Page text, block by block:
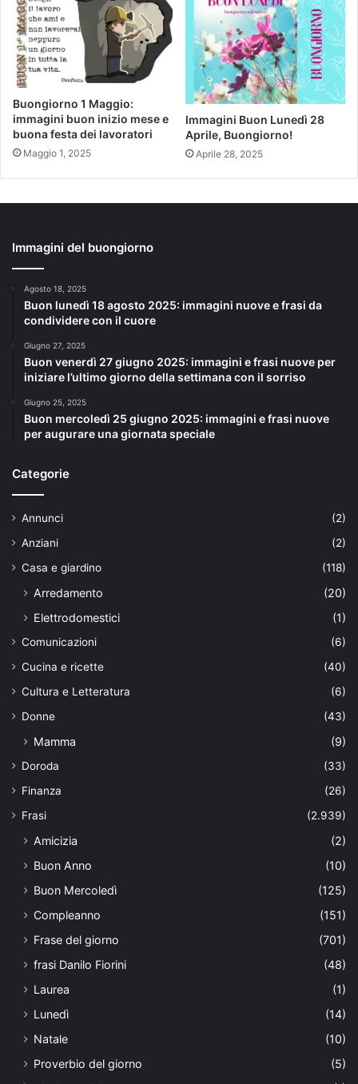
Buongiorno 1 Maggio:
immagini buon inizio mese e
buona festa dei lavoratori
Maggio 1, 2025
Immagini Buon Lunedì 28
Aprile, Buongiorno!
Aprile 28, 2025
Immagini del buongiorno
Agosto 18, 2025
Buon lunedì 18 agosto 2025: immagini nuove e frasi da
condividere con il cuore
Giugno 27, 2025
Buon venerdì 27 giugno 2025: immagini e frasi nuove per
iniziare l’ultimo giorno della settimana con il sorriso
Giugno 25, 2025
Buon mercoledì 25 giugno 2025: immagini e frasi nuove
per augurare una giornata speciale
Categorie
Annunci
(2)
Anziani
(2)
Casa e giardino
(118)
Arredamento
(20)
Elettrodomestici
(1)
Comunicazioni
(6)
Cucina e ricette
(40)
Cultura e Letteratura
(6)
Donne
(43)
Mamma (9)
Doroda
(33)
Finanza
(26)
Frasi
(2.939)
Amicizia
(2)
Buon Anno
(10)
Buon Mercoledì
(125)
Compleanno
(151)
Frase del giorno
(701)
frasi Danilo Fiorini
(48)
Laurea
(1)
Lunedì
(14)
Natale
(10)
Proverbio del giorno
(5)